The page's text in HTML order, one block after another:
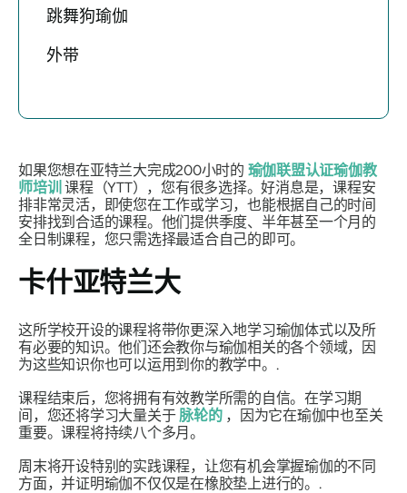
跳舞狗瑜伽
外带
如果您想在亚特兰大完成200小时的 瑜伽联盟认证瑜伽教
师培训 课程（YTT），您有很多选择。好消息是，课程安
排非常灵活，即使您在工作或学习，也能根据自己的时间
安排找到合适的课程。他们提供季度、半年甚至一个月的
全日制课程，您只需选择最适合自己的即可。
卡什亚特兰大
这所学校开设的课程将带你更深入地学习瑜伽体式以及所
有必要的知识。他们还会教你与瑜伽相关的各个领域，因
为这些知识你也可以运用到你的教学中。.
课程结束后，您将拥有有效教学所需的自信。在学习期
间，您还将学习大量关于脉轮的，因为它在瑜伽中也至关
重要。课程将持续八个多月。
周末将开设特别的实践课程，让您有机会掌握瑜伽的不同
方面，并证明瑜伽不仅仅是在橡胶垫上进行的。.